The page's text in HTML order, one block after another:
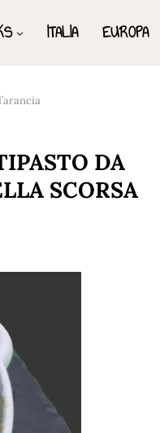
ITALIA EUROPA
DA
SCORSA